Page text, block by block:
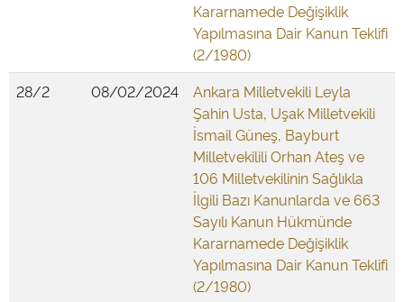
Kararnamede Değişiklik
Yapılmasına Dair Kanun Teklifi
(2/1980)
28/2
08/02/2024
Ankara Milletvekili Leyla
Şahin Usta, Uşak Milletvekili
İsmail Güneş, Bayburt
Milletvekilili Orhan Ateş ve
106 Milletvekilinin Sağlıkla
İlgili Bazı Kanunlarda ve 663
Sayılı Kanun Hükmünde
Kararnamede Değişiklik
Yapılmasına Dair Kanun Teklifi
(2/1980)